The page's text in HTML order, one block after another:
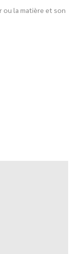
ou la matière et son